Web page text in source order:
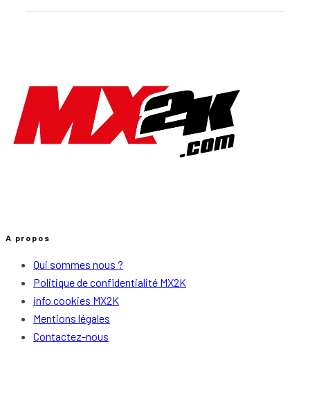
A propos
Qui sommes nous ?
Politique de confidentialité MX2K
info cookies MX2K
Mentions légales
Contactez-nous